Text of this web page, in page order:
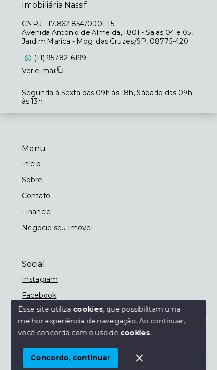
Olá! Estamos disponíveis para te ajudar.
Menu
Início
Sobre
Contato
Financie
Negocie seu Imóvel
Social
Instagram
Facebook
© Copyright 2026 - Imobiliária Nassif - Todos os
SITE PARA IMOBILIARIA
Imobiliária Nassif
CNPJ - 17.862.864/0001-15
Avenida Antônio de Almeida, 1801 - Salas 04 e 05,
Jardim Marica - Mogi das Cruzes/SP, 08775-420
(11) 95782-6199
Ver e-mail
Segunda à Sexta das 09h às 18h, Sábado das 09h
às 13h
Esse site utiliza cookies, que possibilitam uma
melhor experiência de navegação.Ao continuar,
você concorda com o uso de cookies.
Concordo, continuar